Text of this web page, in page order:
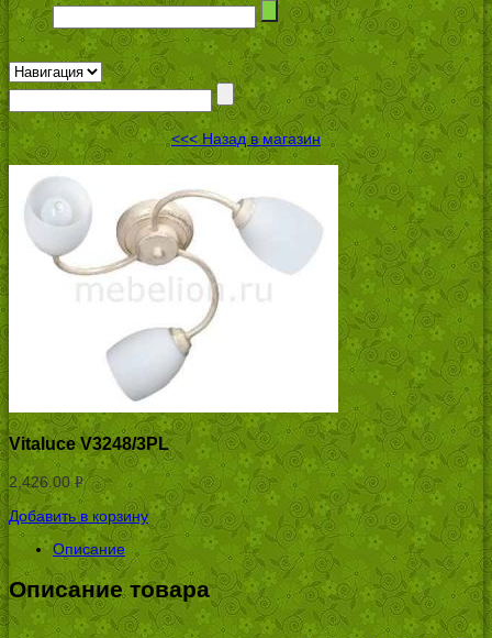
<<< Назад в магазин
Vitaluce V3248/3PL
2,426.00 Р
УБ.
Добавить в корзину
Описание
Описание товара